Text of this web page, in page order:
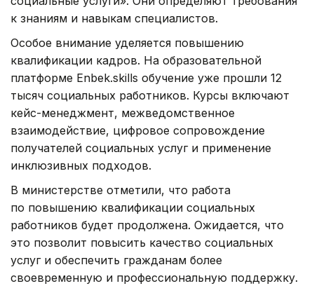
к знаниям и навыкам специалистов.
Особое внимание уделяется повышению
квалификации кадров. На образовательной
платформе Enbek.skills обучение уже прошли 12
тысяч социальных работников. Курсы включают
кейс-менеджмент, межведомственное
взаимодействие, цифровое сопровождение
получателей социальных услуг и применение
инклюзивных подходов.
В министерстве отметили, что работа
по повышению квалификации социальных
работников будет продолжена. Ожидается, что
это позволит повысить качество социальных
услуг и обеспечить гражданам более
своевременную и профессиональную поддержку.